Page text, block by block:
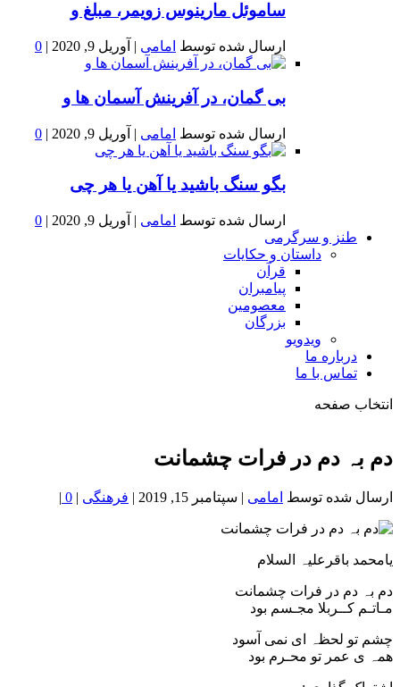
ساموئل مارینوس زویمر، مبلغ و
ارسال شده توسط امامی | آوریل 9, 2020 |
0
بى گمان، در آفرينش آسمان ها و
ارسال شده توسط امامی | آوریل 9, 2020 |
0
بگو سنگ باشید یا آهن یا هر چی
ارسال شده توسط امامی | آوریل 9, 2020 |
0
طنز و سرگرمی
داستان و حکایات
قرآن
پیامبران
معصومین
بزرگان
ویدویو
درباره ما
تماس با ما
انتخاب صفحه
خون
شمال
دم بہ دم در فرات چشمانت
ارسال شده توسط امامی | سپتامبر 15, 2019 | فرهنگی |
0
|
یامحمد باقرعلیہ السلام
دم بہ دم در فرات چشمانت
مـاتـم کــربلا مجـسم بود
چشم تو لحظہ ای نمی آسود
همہ ‌ی عمر تو محـرم بود